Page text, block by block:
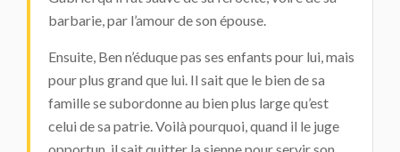
barbarie, par l’amour de son épouse.
Ensuite, Ben n’éduque pas ses enfants pour lui, mais
pour plus grand que lui. Il sait que le bien de sa
famille se subordonne au bien plus large qu’est
celui de sa patrie. Voilà pourquoi, quand il le juge